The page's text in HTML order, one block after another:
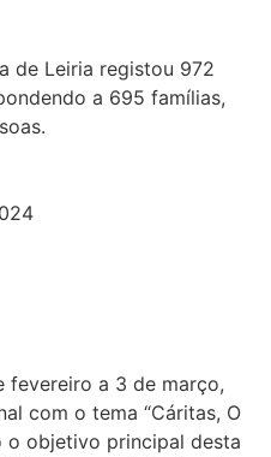
de Leiria registou 972
a 695 famílias,
fevereiro a 3 de março,
com o tema “Cáritas, O
o objetivo principal desta